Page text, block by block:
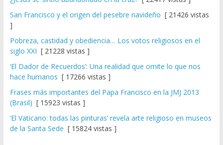
San Francisco y el origen del pesebre navideño [ 21426 vistas
]
Pobreza, castidad y obediencia… Los votos religiosos en el
siglo XXI [ 21228 vistas ]
‘El Dador de Recuerdos’: Una realidad que omite lo que nos
hace humanos [ 17266 vistas ]
Frases más importantes del Papa Francisco en la JMJ 2013
(Brasil) [ 15923 vistas ]
‘El Vaticano: todas las pinturas’ revela arte religioso en museos
de la Santa Sede [ 15824 vistas ]